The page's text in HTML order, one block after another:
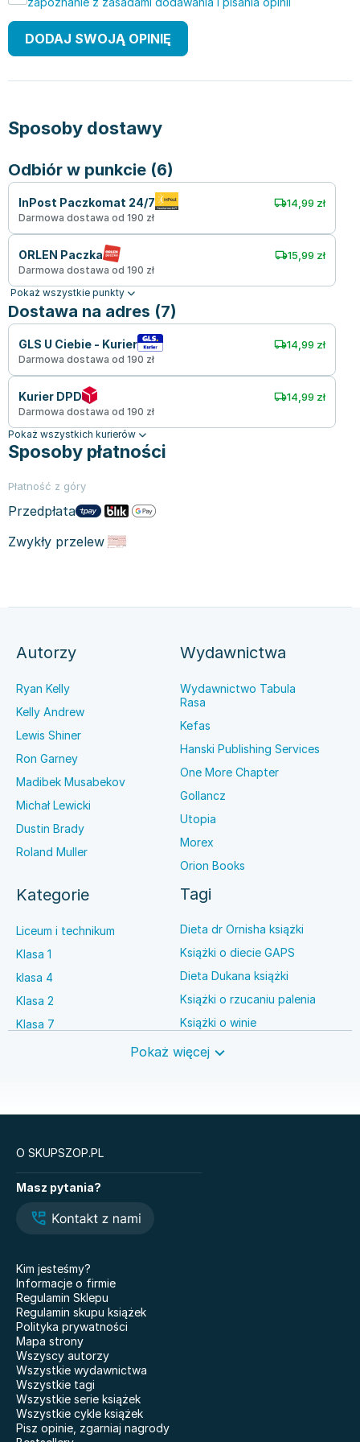
DODAJ SWOJĄ OPINIĘ
Sposoby dostawy
Odbiór w punkcie (6)
InPost Paczkomat 24/7 14,99 zł
Darmowa dostawa od 190 zł
ORLEN Paczka 15,99 zł
Darmowa dostawa od 190 zł
Pokaż wszystkie punkty
Dostawa na adres (7)
GLS U Ciebie - Kurier 14,99 zł
Darmowa dostawa od 190 zł
Kurier DPD 14,99 zł
Darmowa dostawa od 190 zł
Pokaż wszystkich kurierów
Sposoby płatności
Płatność z góry
Przedpłata
Zwykły przelew
Autorzy
Ryan Kelly
Kelly Andrew
Lewis Shiner
Ron Garney
Madibek Musabekov
Michał Lewicki
Dustin Brady
Roland Muller
Wydawnictwa
Wydawnictwo Tabula
Rasa
Kefas
Hanski Publishing Services
One More Chapter
Gollancz
Utopia
Morex
Orion Books
Kategorie
Liceum i technikum
Klasa 1
klasa 4
Klasa 2
Klasa 7
Tagi
Dieta dr Ornisha książki
Książki o diecie GAPS
Dieta Dukana książki
Książki o rzucaniu palenia
Książki o winie
Książki o anestezjologii
Książki
Legendy i Latte
Hazel Wood. Tom 1
Nauczyciele
Nie mówię żegnaj
Co wyszeptał nam deszcz
Właśnie że tak! Nigdy w
życiu! 20 lat później
Kicia Kocia gotuje
Pokaż więcej
O SKUPSZOP.PL
Masz pytania?
Kim jesteśmy?
Informacje o firmie
Regulamin Sklepu
Regulamin skupu książek
Polityka prywatności
Mapa strony
Wszyscy autorzy
Wszystkie wydawnictwa
Wszystkie tagi
Wszystkie serie książek
Wszystkie cykle książek
Pisz opinie, zgarniaj nagrody